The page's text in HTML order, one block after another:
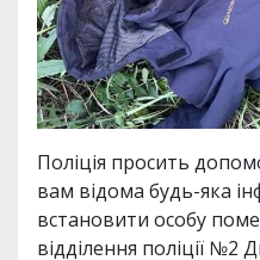
Поліція просить
вам відома будь-яка
встановити особу
відділення поліції №2